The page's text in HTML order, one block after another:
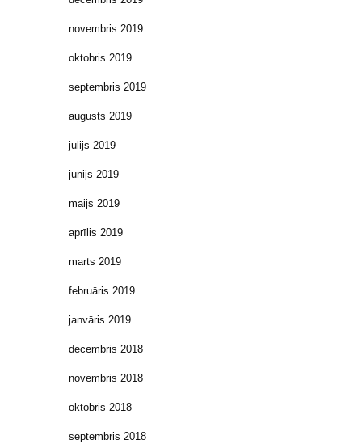
novembris 2019
oktobris 2019
septembris 2019
augusts 2019
jūlijs 2019
jūnijs 2019
maijs 2019
aprīlis 2019
marts 2019
februāris 2019
janvāris 2019
decembris 2018
novembris 2018
oktobris 2018
septembris 2018